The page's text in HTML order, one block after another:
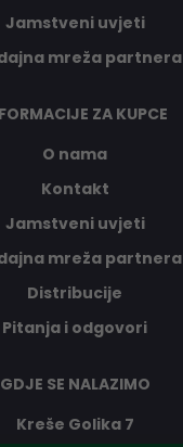
Jamstveni uvjeti
mreža partnera
ZA KUPCE
O nama
Kontakt
Jamstveni uvjeti
mreža partnera
Distribucije
Pitanja i odgovori
GDJE SE NALAZIMO
Kreše Golika 7